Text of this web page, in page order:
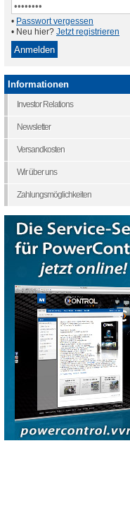
• Passwort vergessen
• Neu hier? Jetzt registrieren
Informationen
Investor Relations
Newsletter
Versandkosten
Wir über uns
Zahlungsmöglichkeiten